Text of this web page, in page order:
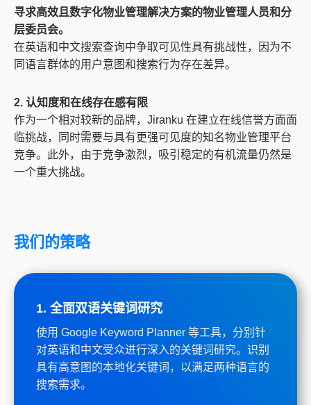
寻求高效且数字化物业管理解决方案的物业管理人员和分
层委员会。
在英语和中文搜索查询中争取可见性具有挑战性，因为不
同语言群体的用户意图和搜索行为存在差异。
2. 认知度和在线存在感有限
作为一个相对较新的品牌，Jiranku 在建立在线信誉方面面
临挑战，同时需要与具有更强可见度的知名物业管理平台
竞争。此外，由于竞争激烈，吸引稳定的有机流量仍然是
一个重大挑战。
我们的策略
1. 全面双语关键词研究
使用 Google Keyword Planner 等工具，分别针
对英语和中文受众进行深入的关键词研究。识别
具有高意图的本地化关键词，以满足两种语言的
搜索需求。